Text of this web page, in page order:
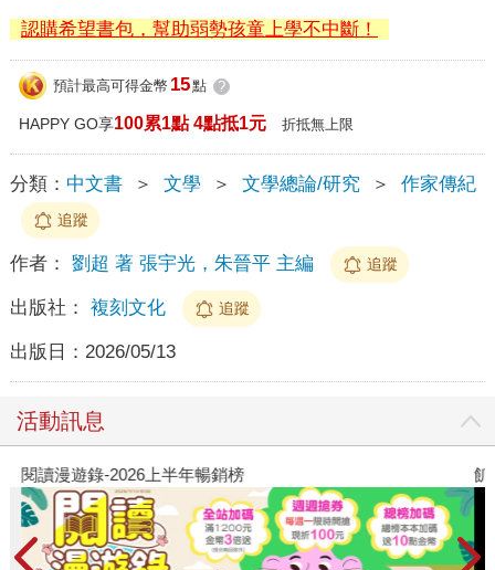
認購希望書包，幫助弱勢孩童上學不中斷！
預計最高可得金幣 15點 ?
HAPPY GO享100累1點 4點抵1元 折抵無上限
分類： 中文書 ＞ 文學 ＞ 文學總論/研究 ＞ 作家傳紀
追蹤
作者： 劉超 著 張宇光，朱晉平 主編 追蹤
出版社： 複刻文化 追蹤
出版日： 2026/05/13
活動訊息
閱讀漫遊錄-2026上半年暢銷榜 飢